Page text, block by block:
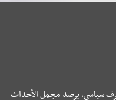
سياسي، يرصد مجمل الأحداث